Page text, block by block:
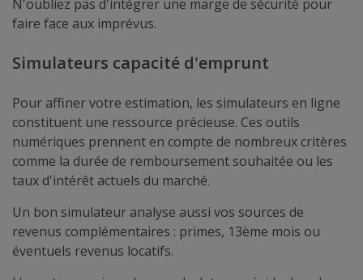
N'oubliez pas d'intégrer une marge de sécurité pour
faire face aux imprévus.
Simulateurs capacité d'emprunt
Pour affiner votre estimation, les simulateurs en ligne
constituent une ressource précieuse. Ces outils
numériques prennent en compte de nombreux critères
comme la durée de remboursement souhaitée ou les
taux d'intérêt actuels du marché.
Un bon simulateur analyse aussi vos sources de
revenus complémentaires : primes, 13ème mois ou
éventuels revenus locatifs.